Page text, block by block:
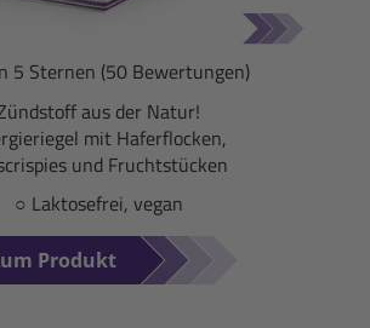
5 Sternen (50 Bewertungen)
aus der Natur!
mit Haferflocken,
und Fruchtstücken
○ Laktosefrei, vegan
Produkt